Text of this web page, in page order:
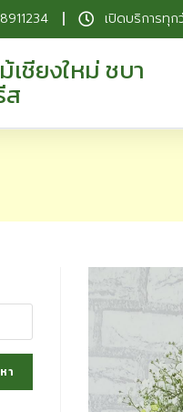
เปิดบริการทุ
เชียงใหม่ ชบา
า